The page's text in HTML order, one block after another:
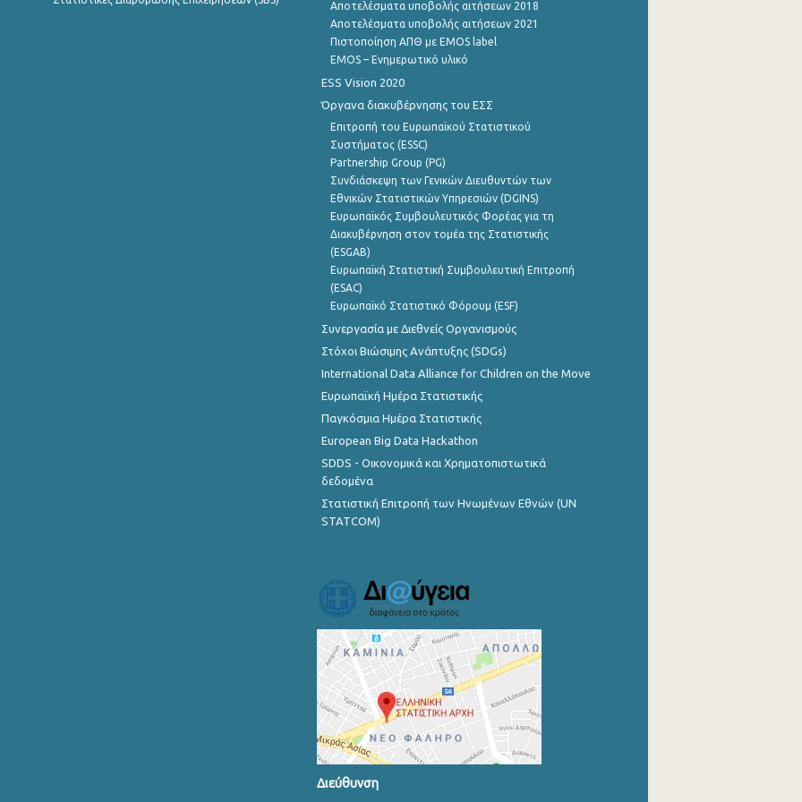
Αποτελέσματα υποβολής αιτήσεων 2018
Αποτελέσματα υποβολής αιτήσεων 2021
Πιστοποίηση ΑΠΘ με EMOS label
EMOS – Ενημερωτικό υλικό
ESS Vision 2020
Όργανα διακυβέρνησης του ΕΣΣ
Επιτροπή του Ευρωπαϊκού Στατιστικού
Συστήματος (ESSC)
Partnership Group (PG)
Συνδιάσκεψη των Γενικών Διευθυντών των
Εθνικών Στατιστικών Υπηρεσιών (DGINS)
Ευρωπαϊκός Συμβουλευτικός Φορέας για τη
Διακυβέρνηση στον τομέα της Στατιστικής
(ESGAB)
Ευρωπαϊκή Στατιστική Συμβουλευτική Επιτροπή
(ESAC)
Ευρωπαϊκό Στατιστικό Φόρουμ (ESF)
Συνεργασία με Διεθνείς Οργανισμούς
Στόχοι Βιώσιμης Ανάπτυξης (SDGs)
International Data Alliance for Children on the Move
Ευρωπαϊκή Ημέρα Στατιστικής
Παγκόσμια Ημέρα Στατιστικής
European Big Data Hackathon
SDDS - Οικονομικά και Χρηματοπιστωτικά
δεδομένα
Στατιστική Επιτροπή των Ηνωμένων Εθνών (UN
STATCOM)
Διεύθυνση